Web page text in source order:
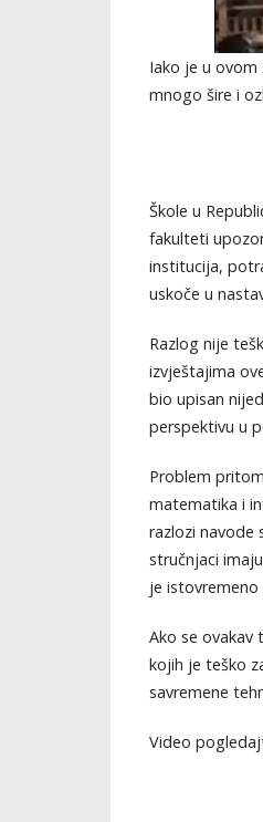
Iako je u ovom
mnogo šire i
Škole u
fakulteti
institucija,
uskoče u
Razlog nije
izvještajima
bio upisan
perspektivu u
Problem
matematika i
razlozi navode
stručnjaci
je
Ako se ovakav
kojih je teško
savremene
Video